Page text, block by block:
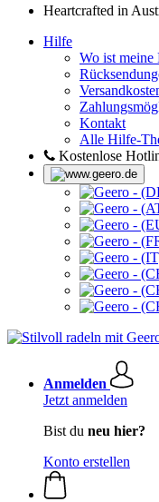
Heartcrafted in
Hilfe
Wo ist meine
Kontakt
Alle Hilfe-
Kostenlose
Anmelden
Jetzt anmelden
Bist du neu hier?
Konto erstellen